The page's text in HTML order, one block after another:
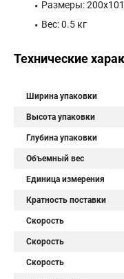
Размеры:
Вес: 0.5 кг
Технические
Ширина упаковки
Высота упаковки
Глубина упаковки
Объемный вес
Единица измерения
Кратность поставки
Cкорость
Cкорость
Cкорость